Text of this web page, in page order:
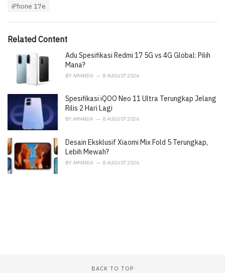
i
iPhone 17e
Related Content
Adu Spesifikasi Redmi 17 5G vs 4G Global: Pilih
Mana?
BY AMANDA 8 AUGUST 2026
Spesifikasi iQOO Neo 11 Ultra Terungkap Jelang
Rilis 2 Hari Lagi
BY AMANDA 8 AUGUST 2026
Desain Eksklusif Xiaomi Mix Fold 5 Terungkap,
Lebih Mewah?
BY AMANDA 8 AUGUST 2026
BACK TO TOP